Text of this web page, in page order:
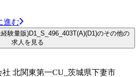
進む
験量販)D1_S_496_403T(A)(D1)のその他の
求人を見る
北関東第一CU_茨城県下妻市